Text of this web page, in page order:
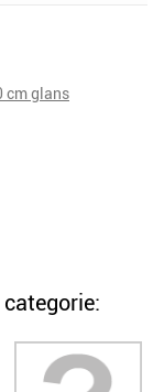
cm glans